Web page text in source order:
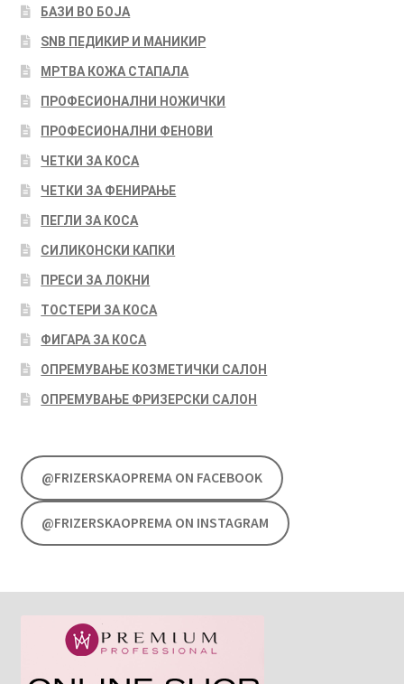
БАЗИ ВО БОЈА
SNB ПЕДИКИР И МАНИКИР
МРТВА КОЖА СТАПАЛА
ПРОФЕСИОНАЛНИ НОЖИЧКИ
ПРОФЕСИОНАЛНИ ФЕНОВИ
ЧЕТКИ ЗА КОСА
ЧЕТКИ ЗА ФЕНИРАЊЕ
ПЕГЛИ ЗА КОСА
СИЛИКОНСКИ КАПКИ
ПРЕСИ ЗА ЛОКНИ
ТОСТЕРИ ЗА КОСА
ФИГАРА ЗА КОСА
ОПРЕМУВАЊЕ КОЗМЕТИЧКИ САЛОН
ОПРЕМУВАЊЕ ФРИЗЕРСКИ САЛОН
@FRIZERSKAOPREMA ON FACEBOOK
@FRIZERSKAOPREMA ON INSTAGRAM